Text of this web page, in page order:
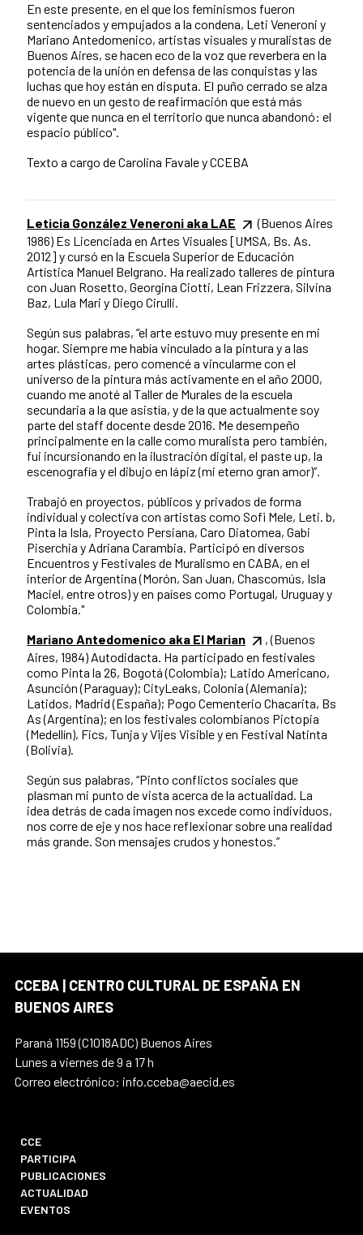
En este presente, en el que los feminismos fueron
sentenciados y empujados a la condena, Leti Veneroni y
Mariano Antedomenico, artistas visuales y muralistas de
Buenos Aires, se hacen eco de la voz que reverbera en la
potencia de la unión en defensa de las conquistas y las
luchas que hoy están en disputa. El puño cerrado se alza
de nuevo en un gesto de reafirmación que está más
vigente que nunca en el territorio que nunca abandonó: el
espacio público".
Texto a cargo de Carolina Favale y CCEBA
Leticia González Veneroni aka LAE
(Buenos Aires
1986) Es Licenciada en Artes Visuales [UMSA, Bs. As.
2012] y cursó en la Escuela Superior de Educación
Artística Manuel Belgrano. Ha realizado talleres de pintura
con Juan Rosetto, Georgina Ciotti, Lean Frizzera, Silvina
Baz, Lula Mari y Diego Cirulli.
Según sus palabras, “el arte estuvo muy presente en mi
hogar. Siempre me había vinculado a la pintura y a las
artes plásticas, pero comencé a vincularme con el
universo de la pintura más activamente en el año 2000,
cuando me anoté al Taller de Murales de la escuela
secundaria a la que asistía, y de la que actualmente soy
parte del staff docente desde 2016. Me desempeño
principalmente en la calle como muralista pero también,
fui incursionando en la ilustración digital, el paste up, la
escenografía y el dibujo en lápiz (mi eterno gran amor)”.
Trabajó en proyectos, públicos y privados de forma
individual y colectiva con artistas como Sofi Mele, Leti. b,
Pinta la Isla, Proyecto Persiana, Caro Diatomea, Gabi
Piserchia y Adriana Carambia. Participó en diversos
Encuentros y Festivales de Muralismo en CABA, en el
interior de Argentina (Morón, San Juan, Chascomús, Isla
Maciel, entre otros) y en países como Portugal, Uruguay y
Colombia."
Mariano Antedomenico aka El Marian
, (Buenos
Aires, 1984) Autodidacta. Ha participado en festivales
como Pinta la 26, Bogotá (Colombia); Latido Americano,
Asunción (Paraguay); CityLeaks, Colonia (Alemania);
Latidos, Madrid (España); Pogo Cementerio Chacarita, Bs
As (Argentina); en los festivales colombianos Pictopia
(Medellín), Fics, Tunja y Vijes Visible y en Festival Natinta
(Bolivia).
Según sus palabras, “Pinto conflictos sociales que
plasman mi punto de vista acerca de la actualidad. La
idea detrás de cada imagen nos excede como individuos,
nos corre de eje y nos hace reflexionar sobre una realidad
más grande. Son mensajes crudos y honestos.”
CCEBA | CENTRO CULTURAL DE ESPAÑA EN
BUENOS AIRES
Paraná 1159 (C1018ADC) Buenos Aires
Lunes a viernes de 9 a 17 h
Correo electrónico: info.cceba@aecid.es
CCE
PARTICIPA
PUBLICACIONES
ACTUALIDAD
EVENTOS